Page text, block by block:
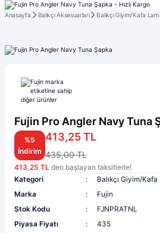
Anasayfa Balıkçı Aksesuarları Balıkçı Giyim/Kafa
Fujin Pro Angler Navy Tuna
%5
İndirim
413,25 TL
435,00 TL
413,25 TL den başlayan taksitlerle!
Kategori
Balıkçı Giyim/Kafa
Marka
Fujin
Stok Kodu
FJNPRATNL
Piyasa Fiyatı
435